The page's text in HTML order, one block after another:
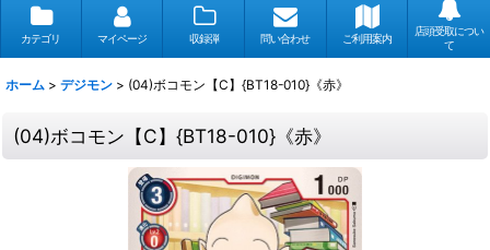
カテゴリ マイページ 収録弾 問い合わせ ご利用案内
店頭受取につい
て
ホーム > デジモン > (04)ボコモン【C】{BT18-010}《赤》
(04)ボコモン【C】{BT18-010}《赤》